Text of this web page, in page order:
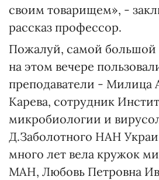
своим товарищем», -
рассказ профессор.
Пожалуй, самой большой
на этом вечере
преподаватели - Милица
Карева, сотрудник
микробиологии и
Д.Заболотного НАН
много лет вела кружок
МАН, Любовь Петровна